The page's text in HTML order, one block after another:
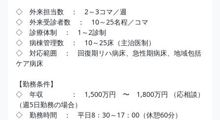
◇　外来担当数　：　2～3コマ／週
◇　外来受診者数　：　10～25名程／コマ
◇　診療体制　：　1～2診制
◇　病棟管理数　：　10～25床（主治医制）
◇　対応範囲　：　回復期リハ病床、急性期病床、地域包括
ケア病床
【勤務条件】
◇　年収　　　　：　1,500万円　〜　1,800万円 （応相談）
（週5日勤務の場合）
◇　勤務時間　：　平日8：30～17：00（休憩60分）